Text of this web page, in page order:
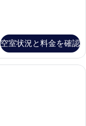
空室状況と料金を確認